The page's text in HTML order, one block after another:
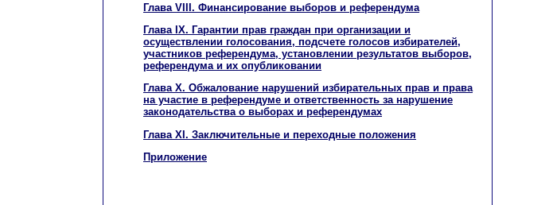
Глава VIII. Финансирование выборов и референдума
Глава IX. Гарантии прав граждан при организации и
осуществлении голосования, подсчете голосов избирателей,
участников референдума, установлении результатов выборов,
референдума и их опубликовании
Глава X. Обжалование нарушений избирательных прав и права
на участие в референдуме и ответственность за нарушение
законодательства о выборах и референдумах
Глава XI. Заключительные и переходные положения
Приложение